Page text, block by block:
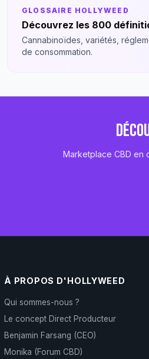
GLOSSAIRE HOLLYWEED
Découvrez les 800
Cannabinoïdes, variétés,
de consommation.
Marketplace CBD en
À PROPOS D'HOLLYWEED
Qui sommes-nous ?
Le concept Direct Producteur
Benjamin Farsang (CEO)
Monika (Forum CBD)